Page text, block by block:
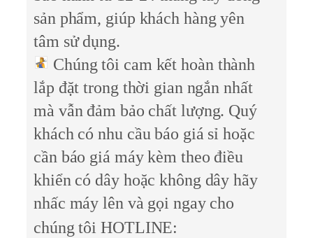
sản phẩm, giúp khách hàng yên
tâm sử dụng.
Chúng tôi cam kết hoàn thành
lắp đặt trong thời gian ngắn nhất
mà vẫn đảm bảo chất lượng. Quý
khách có nhu cầu báo giá sỉ hoặc
cần báo giá máy kèm theo điều
khiển có dây hoặc không dây hãy
nhấc máy lên và gọi ngay cho
chúng tôi HOTLINE: